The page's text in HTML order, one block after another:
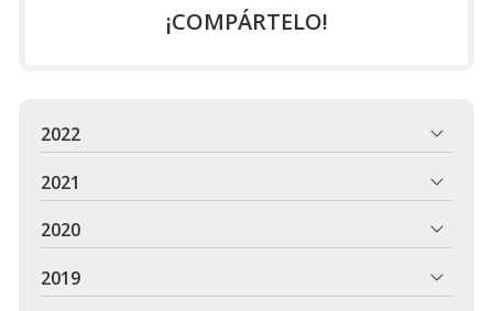
¡COMPÁRTELO!
2022
2021
2020
2019